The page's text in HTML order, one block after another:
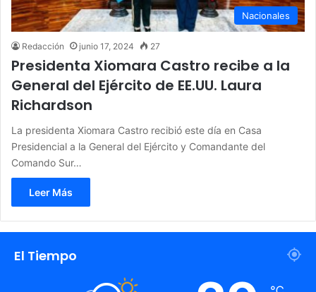
Nacionales
Redacción junio 17, 2024 27
Presidenta Xiomara Castro recibe a la
General del Ejército de EE.UU. Laura
Richardson
La presidenta Xiomara Castro recibió este día en Casa
Presidencial a la General del Ejército y Comandante del
Comando Sur…
Leer Más
El Tiempo